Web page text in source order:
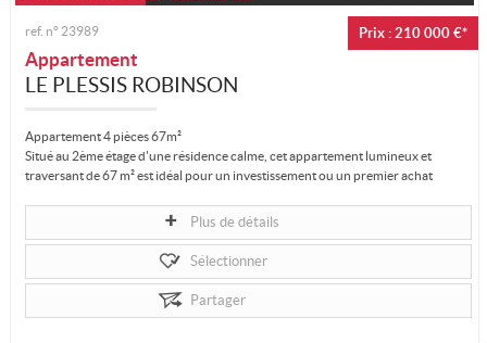
Prix : 210 000 €*
ref. n° 23989
Appartement
LE PLESSIS ROBINSON
Appartement 4 pièces 67m²
Situé au 2ème étage d'une résidence calme, cet appartement lumineux et
traversant de 67 m² est idéal pour un investissement ou un premier achat
Plus de détails
Sélectionner
Partager